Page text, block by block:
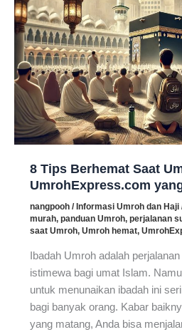
8 Tips Berhemat Saat
UmrohExpress.com
nangpooh / Informasi Umroh dan Haji
murah, panduan Umroh, perjalanan
saat Umroh, Umroh hemat,
Ibadah Umroh adalah
istimewa bagi umat Islam.
untuk menunaikan ibadah ini
bagi banyak orang. Kabar
yang matang, Anda bisa